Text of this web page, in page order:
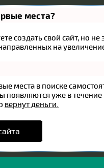
места?
создать свой сайт, но
на
места в поиске
появляются уже в
вернут деньги.